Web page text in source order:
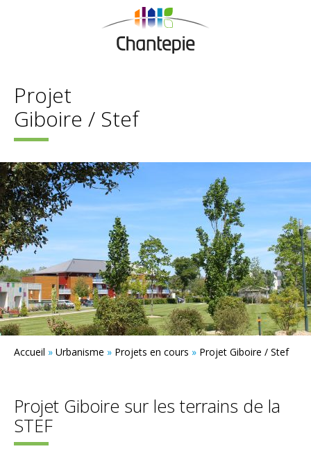
Projet
Giboire / Stef
Accueil » Urbanisme » Projets en cours » Projet Giboire / Stef
Projet Giboire sur les terrains de la
STEF